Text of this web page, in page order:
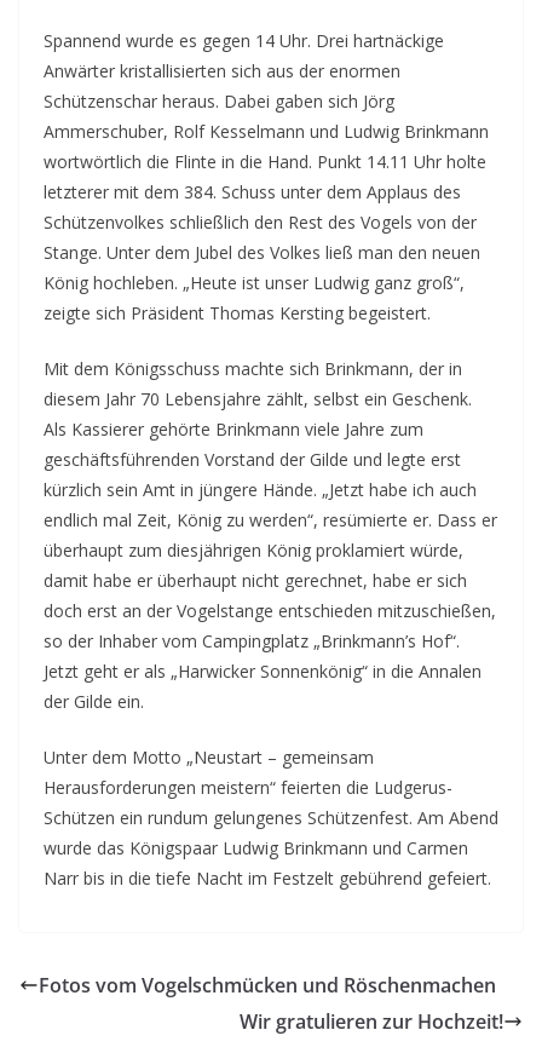
Spannend wurde es gegen 14 Uhr. Drei hartnäckige
Anwärter kristallisierten sich aus der enormen
Schützenschar heraus. Dabei gaben sich Jörg
Ammerschuber, Rolf Kesselmann und Ludwig Brinkmann
wortwörtlich die Flinte in die Hand. Punkt 14.11 Uhr holte
letzterer mit dem 384. Schuss unter dem Applaus des
Schützenvolkes schließlich den Rest des Vogels von der
Stange. Unter dem Jubel des Volkes ließ man den neuen
König hochleben. „Heute ist unser Ludwig ganz groß“,
zeigte sich Präsident Thomas Kersting begeistert.
Mit dem Königsschuss machte sich Brinkmann, der in
diesem Jahr 70 Lebensjahre zählt, selbst ein Geschenk.
Als Kassierer gehörte Brinkmann viele Jahre zum
geschäftsführenden Vorstand der Gilde und legte erst
kürzlich sein Amt in jüngere Hände. „Jetzt habe ich auch
endlich mal Zeit, König zu werden“, resümierte er. Dass er
überhaupt zum diesjährigen König proklamiert würde,
damit habe er überhaupt nicht gerechnet, habe er sich
doch erst an der Vogelstange entschieden mitzuschießen,
so der Inhaber vom Campingplatz „Brinkmann’s Hof“.
Jetzt geht er als „Harwicker Sonnenkönig“ in die Annalen
der Gilde ein.
Unter dem Motto „Neustart – gemeinsam
Herausforderungen meistern“ feierten die Ludgerus-
Schützen ein rundum gelungenes Schützenfest. Am Abend
wurde das Königspaar Ludwig Brinkmann und Carmen
Narr bis in die tiefe Nacht im Festzelt gebührend gefeiert.
Fotos vom Vogelschmücken und Röschenmachen
Wir gratulieren zur Hochzeit!